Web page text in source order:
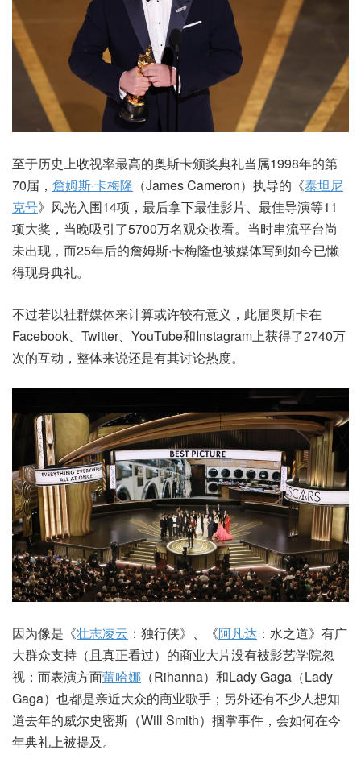
至于历史上收视率最高的奥斯卡颁奖典礼当属1998年的第
70届， 詹姆斯·卡梅隆 （James Cameron）执导的《泰坦尼
克号》风光入围14项，最后拿下最佳影片、最佳导演等11
项大奖，当晚吸引了5700万名观众收看。当时串流平台尚
未出现，而25年后的詹姆斯·卡梅隆也被媒体写到如今已懒
得现身典礼。
不过若以社群媒体来计算或许较有意义，此届奥斯卡在
Facebook、Twitter、YouTube和Instagram上获得了2740万
次的互动，整体来说还是有其讨论热度。
因为像是《壮志凌云 ：独行侠》、《阿凡达 ：水之道》有广
大群众支持（且真正看过）的商业大片没有被影艺学院忽
视；而表演方面蕾哈娜 （Rihanna）和Lady Gaga（Lady
Gaga）也都是亲近大众的商业歌手；另外还有不少人想知
道去年的威尔史密斯（Will Smith）掴掌事件，会如何在今
年典礼上被提及。